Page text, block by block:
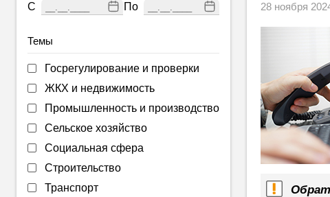
С По
Темы
Госрегулирование и проверки
ЖКХ и недвижимость
Промышленность и производство
Сельское хозяйство
Социальная сфера
Строительство
Транспорт
28 ноября